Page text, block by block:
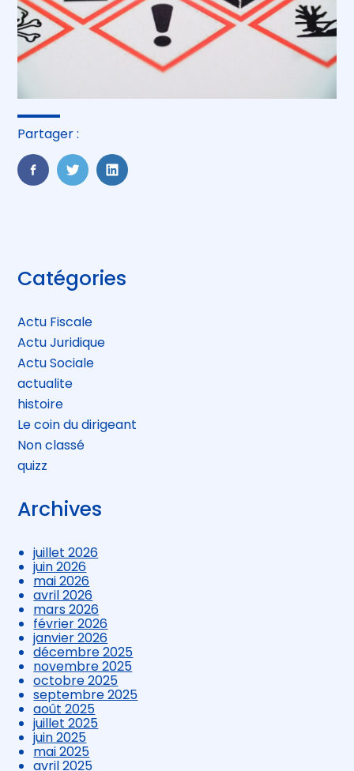
Partager :
FaceBook
TwitterLinkedIn
Blog
sidebar
Catégories
Actu Fiscale
Actu Juridique
Actu Sociale
actualite
histoire
Le coin du dirigeant
Non classé
quizz
Archives
juillet 2026
juin 2026
mai 2026
avril 2026
mars 2026
février 2026
janvier 2026
décembre 2025
novembre 2025
octobre 2025
septembre 2025
août 2025
juillet 2025
juin 2025
mai 2025
avril 2025